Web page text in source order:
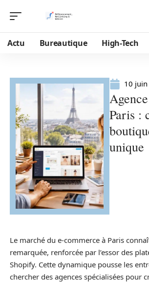
Actu Bureautique High-Tech
10
Paris :
unique
Le marché du e-commerce à Paris
remarquée, renforcée par l’essor des
Shopify. Cette dynamique pousse les
chercher des agences spécialisées pour